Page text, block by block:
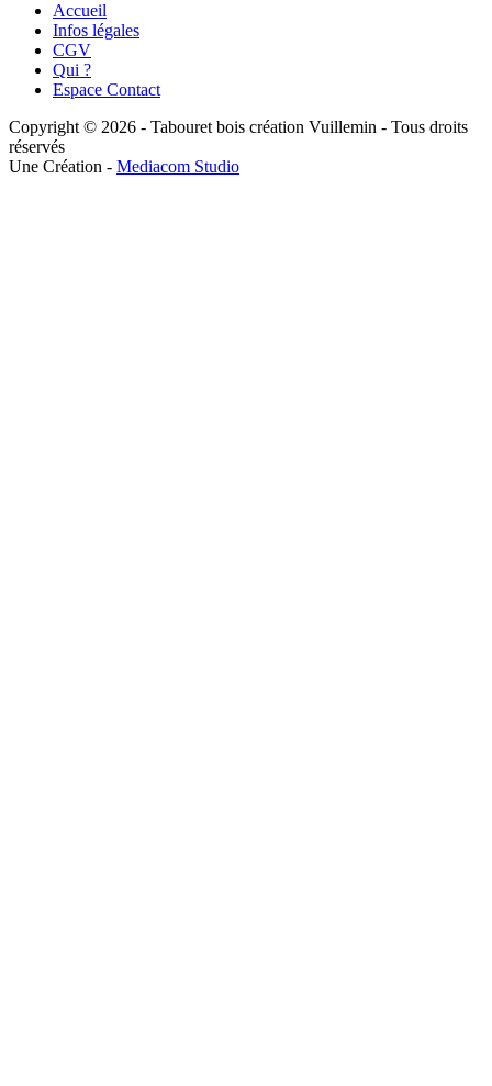
Accueil
Infos légales
CGV
Qui ?
Espace Contact
Copyright © 2026 - Tabouret bois création Vuillemin - Tous droits
réservés
Une Création - Mediacom Studio